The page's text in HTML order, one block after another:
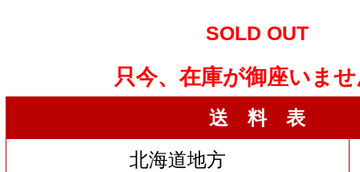
SOLD OUT
只今、在庫が御座いま
送 料 表
北海道地方